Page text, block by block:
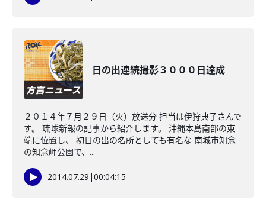
日の出連続撮影３０００日達成
２０１４年７月２９日（火）放送分 担当は伊狩典子さんで
す。 琉球新報の記事から紹介します。 沖縄本島南部の東
端に位置し、 初日の出の名所としても有名な 南城市知念
の知念岬公園で、...
2014.07.29 |00:04:15